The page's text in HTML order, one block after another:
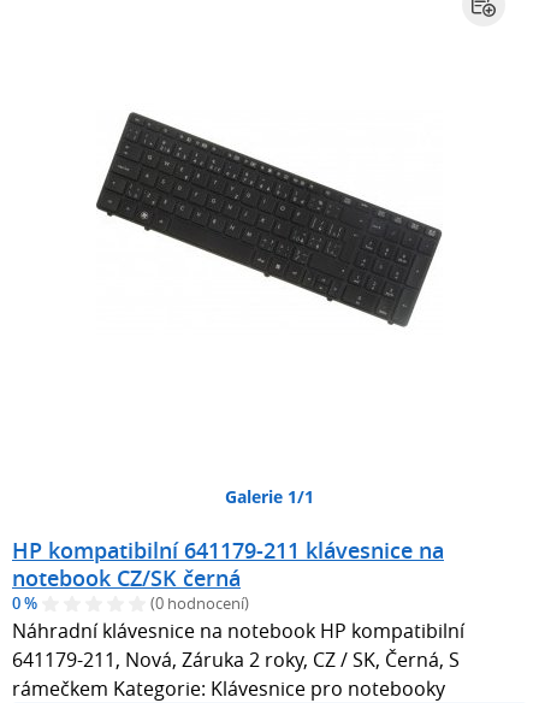
Galerie 1/1
HP kompatibilní 641179-211 klávesnice na
notebook CZ/SK černá
0 % (0 hodnocení)
Náhradní klávesnice na notebook HP kompatibilní
641179-211, Nová, Záruka 2 roky, CZ / SK, Černá, S
rámečkem Kategorie: Klávesnice pro notebooky